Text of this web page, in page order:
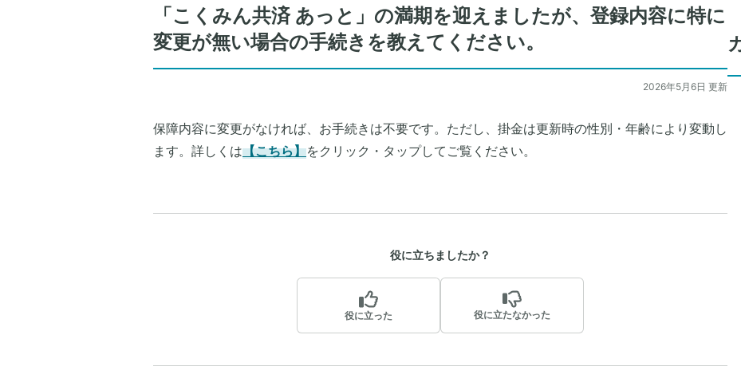
「こくみん共済 あっと」の満期を迎えましたが、登録内容に特に
変更が無い場合の手続きを教えてください。
2026年5月6日 更新
保障内容に変更がなければ、お手続きは不要です。ただし、掛金は更新時の性別・年齢により変動し
ます。詳しくは【こちら】をクリック・タップしてご覧ください。
役に立ちましたか？
役に立った 役に立たなかった